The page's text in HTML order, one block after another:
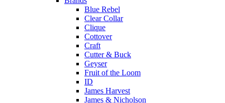
Blue Rebel
Clear Collar
Clique
Cottover
Craft
Cutter & Buck
Geyser
Fruit of the Loom
ID
James Harvest
James & Nicholson